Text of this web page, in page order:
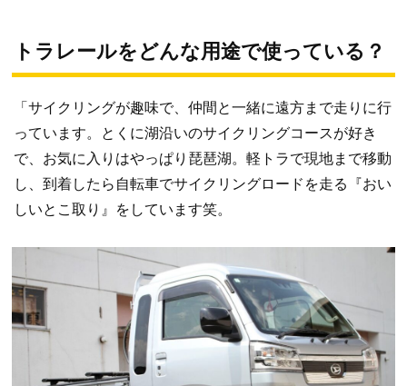
トラレールをどんな用途で使っている？
「サイクリングが趣味で、仲間と一緒に遠方まで走りに行
っています。とくに湖沿いのサイクリングコースが好き
で、お気に入りはやっぱり琵琶湖。軽トラで現地まで移動
し、到着したら自転車でサイクリングロードを走る『おい
しいとこ取り』をしています笑。